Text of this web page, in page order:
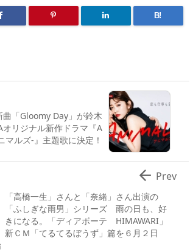
B!
曲「Gloomy Day」が鈴木
オリジナル新作ドラマ『A
マルズ‐』主題歌に決定！
「高橋一生」さんと「奈緒」さん出演の
「ふしぎな雨男」シリーズ 雨の日も、好
きになる。「ディアボーテ HIMAWARI」
新ＣＭ「てるてるぼうず」篇を６月２日
 Prev